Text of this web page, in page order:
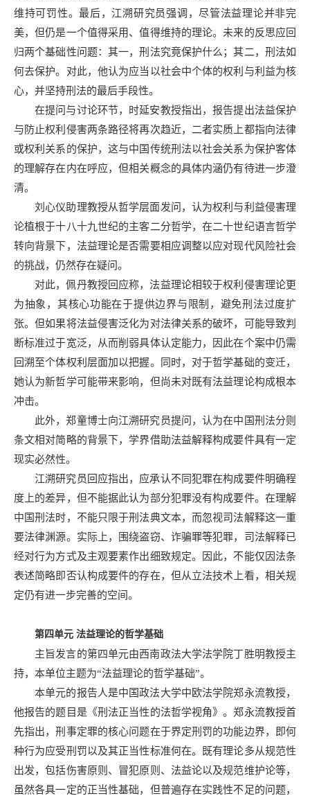
维持可罚性。最后，江溯研究员强调，尽管法益理论并非完
美，但仍是一个值得采用、值得维持的理论。未来的反思应回
归两个基础性问题：其一，刑法究竟保护什么；其二，刑法如
何去保护。对此，他认为应当以社会中个体的权利与利益为核
心，并坚持刑法的最后手段性。
在提问与讨论环节，时延安教授指出，报告提出法益保护
与防止权利侵害两条路径将再次趋近，二者实质上都指向法律
或权利关系的保护，这与中国传统刑法以社会关系为保护客体
的理解存在内在呼应，但相关概念的具体内涵仍有待进一步澄
清。
刘心仪助理教授从哲学层面发问，认为权利与利益侵害理
论植根于十八十九世纪的主客二分哲学，在二十世纪语言哲学
转向背景下，法益理论是否需要相应调整以应对现代风险社会
的挑战，仍然存在疑问。
对此，佩丹教授回应称，法益理论相较于权利侵害理论更
为抽象，其核心功能在于提供边界与限制，避免刑法过度扩
张。但如果将法益侵害泛化为对法律关系的破坏，可能导致判
断标准过于宽泛，从而削弱具体认定能力，因此在个案中仍需
回溯至个体权利层面加以把握。同时，对于哲学基础的变迁，
她认为新哲学可能带来影响，但尚未对既有法益理论构成根本
冲击。
此外，郑童博士向江溯研究员提问，认为在中国刑法分则
条文相对简略的背景下，学界借助法益解释构成要件具有一定
现实必然性。
江溯研究员回应指出，应承认不同犯罪在构成要件明确程
度上的差异，但不能据此认为部分犯罪没有构成要件。在理解
中国刑法时，不能只限于刑法典文本，而忽视司法解释这一重
要法律渊源。实际上，围绕盗窃、诈骗罪等犯罪，司法解释已
经对行为方式及主观要素作出细致规定。因此，不能仅因法条
表述简略即否认构成要件的存在，但从立法技术上看，相关规
定仍有进一步完善的空间。
第四单元 法益理论的哲学基础
主旨发言的第四单元由西南政法大学法学院丁胜明教授主
持，本单位主题为“法益理论的哲学基础”。
本单元的报告人是中国政法大学中欧法学院郑永流教授，
他报告的题目是《刑法正当性的法哲学视角》。郑永流教授首
先指出，刑事定罪的核心问题在于界定刑罚的功能边界，即何
种行为应受刑罚以及其正当性标准何在。既有理论多从规范性
出发，包括伤害原则、冒犯原则、法益论以及规范维护论等，
虽然各具一定的正当性基础，但普遍存在实践性不足的问题，